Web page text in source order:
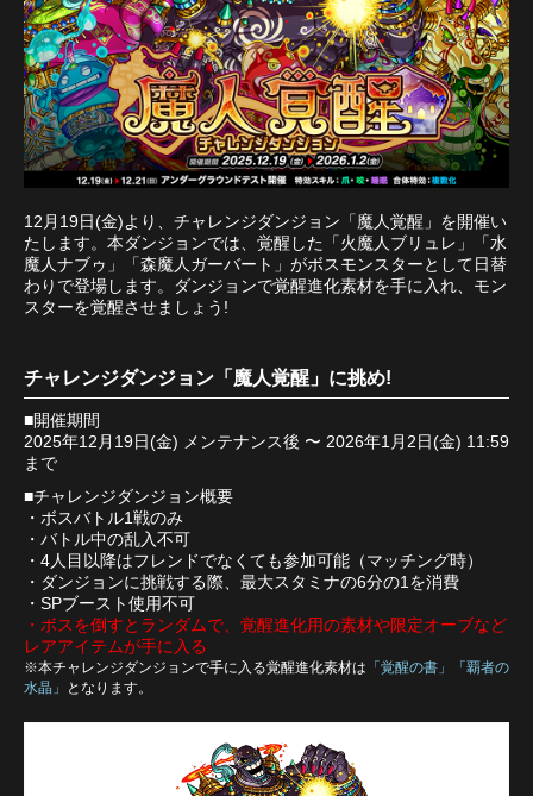
12月19日(金)より、チャレンジダンジョン「魔人覚醒」を開催い
たします。本ダンジョンでは、覚醒した「火魔人ブリュレ」「水
魔人ナブゥ」「森魔人ガーバート」がボスモンスターとして日替
わりで登場します。ダンジョンで覚醒進化素材を手に入れ、モン
スターを覚醒させましょう!
チャレンジダンジョン「魔人覚醒」に挑め!
■開催期間
2025年12月19日(金) メンテナンス後 〜 2026年1月2日(金) 11:59
まで
■チャレンジダンジョン概要
・ボスバトル1戦のみ
・バトル中の乱入不可
・4人目以降はフレンドでなくても参加可能（マッチング時）
・ダンジョンに挑戦する際、最大スタミナの6分の1を消費
・SPブースト使用不可
・ボスを倒すとランダムで、覚醒進化用の素材や限定オーブなど
レアアイテムが手に入る
※本チャレンジダンジョンで手に入る覚醒進化素材は 「覚醒の書」「覇者の
水晶」
となります。